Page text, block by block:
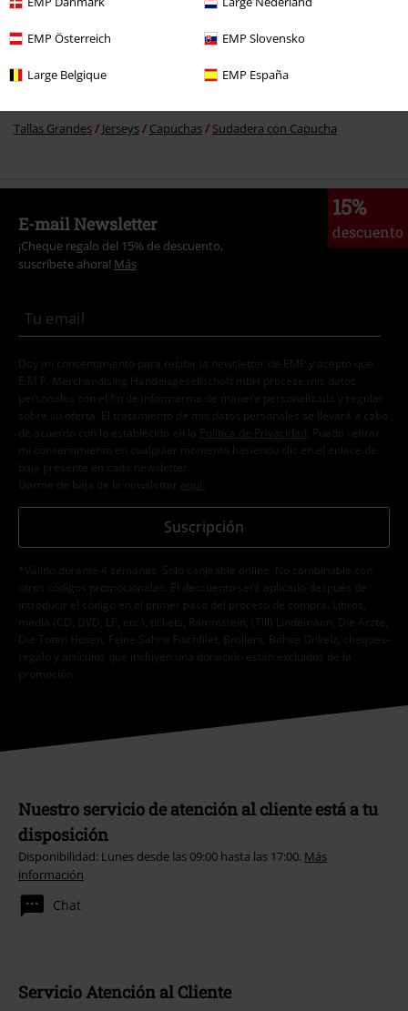
EMP Österreich EMP Slovensko
Large Belgique EMP España
Tallas Grandes Jerseys Capuchas Sudadera con Capucha
15%
descuento
E-mail Newsletter
¡Cheque regalo del 15% de descuento,
suscríbete ahora! Más
Doy mi consentimiento para recibir la newsletter de EMP y acepto que
E.M.P. Merchandising Handelsgesellschaft mbH procese mis datos
personales con el fin de informarme de manera personalizada y regular
sobre su oferta. El tratamiento de mis datos personales se llevará a cabo
de acuerdo con lo establecido en la
Política de Privacidad . Puedo retirar
mi consentimiento en cualquier momento haciendo clic en el enlace de
baja presente en cada newsletter.
Darme de baja de la newsletter
aquí
Suscripción
*Válido durante 4 semanas. Solo canjeable online. No combinable con
otros códigos promocionales. El descuento será aplicado después de
introducir el código en el primer paso del proceso de compra. Libros,
media (CD, DVD, LP, etc.), tickets, Rammstein, (Till) Lindemann, Die Ärzte,
Die Toten Hosen, Feine Sahne Fischfilet, Broilers, Böhse Onkelz, cheques-
regalo y artículos que incluyen una donación están excluidos de la
promoción.
Nuestro servicio de atención al cliente está a tu
disposición
Disponibilidad: Lunes desde las 09:00 hasta las 17:00. Más
información
Chat
Servicio Atención al Cliente